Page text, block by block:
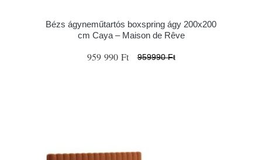
Bézs ágyneműtartós boxspring ágy 200x200
cm Caya – Maison de Rêve
959 990 Ft 959990 Ft